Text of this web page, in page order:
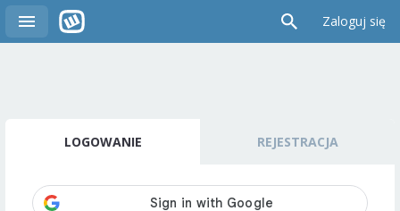
Zaloguj się
LOGOWANIE REJESTRACJA